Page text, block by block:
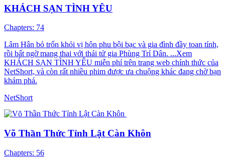
KHÁCH SẠN TÌNH YÊU
Chapters: 74
Lâm Hân bỏ trốn khỏi vị hôn phu bội bạc và gia đình đầy toan tính,
rồi bất ngờ mang thai với thái tử gia Phùng Trí Dân. ...Xem
KHÁCH SẠN TÌNH YÊU miễn phí trên trang web chính thức của
NetShort, và còn rất nhiều phim được ưa chuộng khác đang chờ bạn
khám phá.
NetShort
Võ Thần Thức Tỉnh Lật Càn Khôn
Chapters: 56